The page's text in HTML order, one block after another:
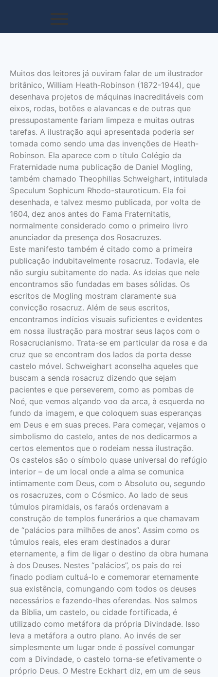
Muitos dos leitores já ouviram falar de um ilustrador
britânico, William Heath-Robinson (1872-1944), que
desenhava projetos de máquinas inacreditáveis com
eixos, rodas, botões e alavancas e de outras que
pressupostamente fariam limpeza e muitas outras
tarefas. A ilustração aqui apresentada poderia ser
tomada como sendo uma das invenções de Heath-
Robinson. Ela aparece com o título Colégio da
Fraternidade numa publicação de Daniel Mogling,
também chamado Theophilias Schweighart, intitulada
Speculum Sophicum Rhodo-stauroticum. Ela foi
desenhada, e talvez mesmo publicada, por volta de
1604, dez anos antes do Fama Fraternitatis,
normalmente considerado como o primeiro livro
anunciador da presença dos Rosacruzes.
Este manifesto também é citado como a primeira
publicação indubitavelmente rosacruz. Todavia, ele
não surgiu subitamente do nada. As ideias que nele
encontramos são fundadas em bases sólidas. Os
escritos de Mogling mostram claramente sua
convicção rosacruz. Além de seus escritos,
encontramos indícios visuais suficientes e evidentes
em nossa ilustração para mostrar seus laços com o
Rosacrucianismo. Trata-se em particular da rosa e da
cruz que se encontram dos lados da porta desse
castelo móvel. Schweighart aconselha aqueles que
buscam a senda rosacruz dizendo que sejam
pacientes e que perseverem, como as pombas de
Noé, que vemos alçando voo da arca, à esquerda no
fundo da imagem, e que coloquem suas esperanças
em Deus e em suas preces. Para começar, vejamos o
simbolismo do castelo, antes de nos dedicarmos a
certos elementos que o rodeiam nessa ilustração.
Os castelos são o símbolo quase universal do refúgio
interior – de um local onde a alma se comunica
intimamente com Deus, com o Absoluto ou, segundo
os rosacruzes, com o Cósmico. Ao lado de seus
túmulos piramidais, os faraós ordenavam a
construção de templos funerários a que chamavam
de “palácios para milhões de anos”. Assim como os
túmulos reais, eles eram destinados a durar
eternamente, a fim de ligar o destino da obra humana
à dos Deuses. Nestes “palácios”, os pais do rei
finado podiam cultuá-lo e comemorar eternamente
sua existência, comungando com todos os deuses
necessários e fazendo-lhes oferendas. Nos salmos
da Bíblia, um castelo, ou cidade fortificada, é
utilizado como metáfora da própria Divindade. Isso
leva a metáfora a outro plano. Ao invés de ser
simplesmente um lugar onde é possível comungar
com a Divindade, o castelo torna-se efetivamente o
próprio Deus. O Mestre Eckhart diz, em um de seus